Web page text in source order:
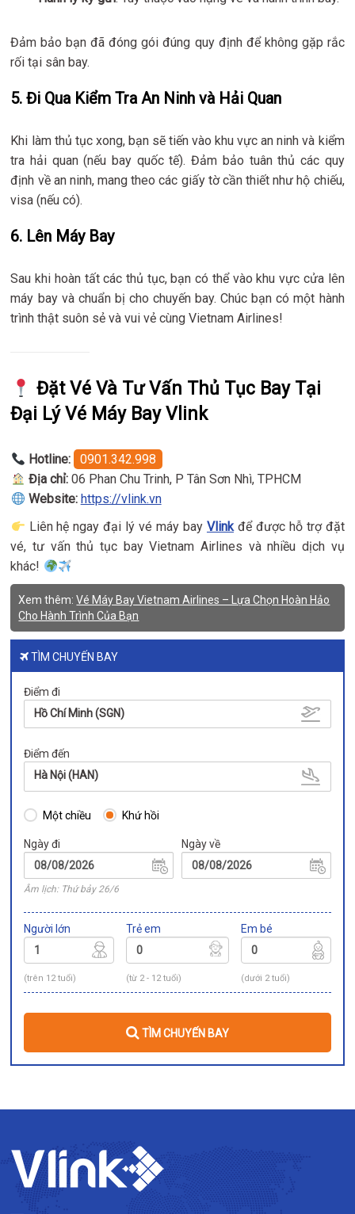
Đảm bảo bạn đã đóng gói đúng quy định để không gặp rắc
rối tại sân bay.
5. Đi Qua Kiểm Tra An Ninh và Hải Quan
Khi làm thủ tục xong, bạn sẽ tiến vào khu vực an ninh và kiểm
tra hải quan (nếu bay quốc tế). Đảm bảo tuân thủ các quy
định về an ninh, mang theo các giấy tờ cần thiết như hộ chiếu,
visa (nếu có).
6. Lên Máy Bay
Sau khi hoàn tất các thủ tục, bạn có thể vào khu vực cửa lên
máy bay và chuẩn bị cho chuyến bay. Chúc bạn có một hành
trình thật suôn sẻ và vui vẻ cùng Vietnam Airlines!
Đặt Vé Và Tư Vấn Thủ Tục Bay Tại
Đại Lý Vé Máy Bay Vlink
Hotline:
0901.342.998
Địa chỉ:06 Phan Chu Trinh, P Tân Sơn Nhì, TPHCM
Website: https://vlink.vn
Liên hệ ngay đại lý vé máy bay Vlinkđể được hỗ trợ đặt
vé, tư vấn thủ tục bay Vietnam Airlines và nhiều dịch vụ
khác!
Xem thêm:Vé Máy Bay Vietnam Airlines – Lựa Chọn Hoàn Hảo
Cho Hành Trình Của Bạn
TÌM CHUYẾN BAY
Điểm đi
Hồ Chí Minh (SGN)
Điểm đến
Hà Nội (HAN)
Một chiều Khứ hồi
Ngày đi
Âm lịch: Thứ bảy 26/6
Ngày về
Người lớn
(trên 12 tuổi)
Trẻ em
(từ 2 - 12 tuổi)
Em bé
(dưới 2 tuổi)
TÌM CHUYẾN BAY